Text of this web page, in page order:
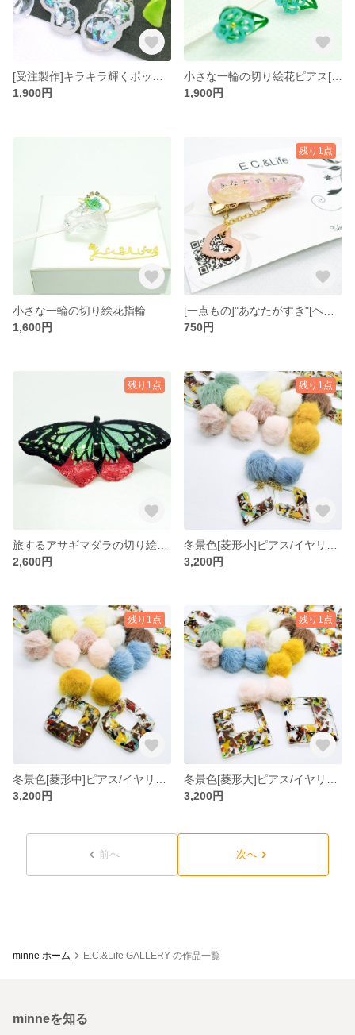
1,900円
1,900円
小さな一輪の切り絵花指輪
1,600円
残り1点
750円
残り1点
2,600円
残り1点
3,200円
残り1点
3,200円
残り1点
3,200円
前へ 次へ
minne ホーム E.C.&Life GALLERY の作品一覧
minneを知る